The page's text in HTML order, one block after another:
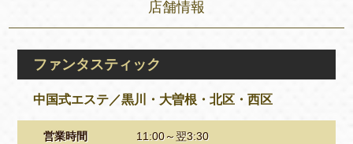
店舗情報
ファンタスティック
中国式エステ／黒川・大曽根・北区・西区
営業時間 11:00～翌3:30